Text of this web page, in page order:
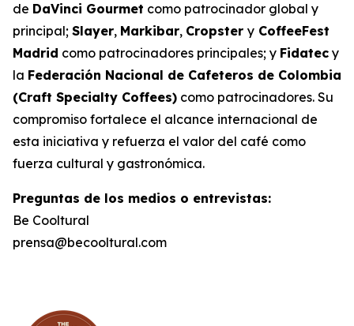
de DaVinci Gourmet como patrocinador global y
principal; Slayer, Markibar, Cropster y CoffeeFest
Madrid como patrocinadores principales; y Fidatec y
la Federación Nacional de Cafeteros de Colombia
(Craft Specialty Coffees) como patrocinadores. Su
compromiso fortalece el alcance internacional de
esta iniciativa y refuerza el valor del café como
fuerza cultural y gastronómica.
Preguntas de los medios o entrevistas:
Be Cooltural
prensa@becooltural.com